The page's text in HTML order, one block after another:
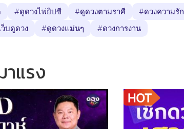
#ดูดวงไพ่ยิปซี #ดูดวงตามราศี #ดวงความรัก
ว็บดูดวง #ดูดวงแม่นๆ #ดวงการงาน
แรง